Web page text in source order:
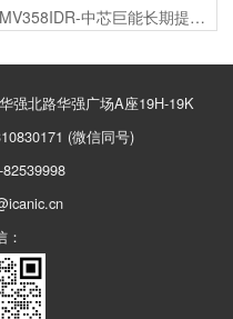
LMV358IDR-中芯巨能长期提供竞争力的价格、订货及技术支持，TI德州仪器代理货源稳定。现货供应，最快2小时发货，满足您从研发到批量生产的所有大小批量采购需求！欢迎贸易商和终端客户询价。
强北路华强广场A座19H-19K
(微信同号)